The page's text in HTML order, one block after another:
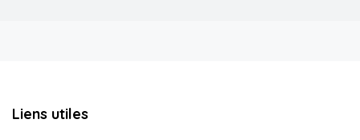
Liens utiles